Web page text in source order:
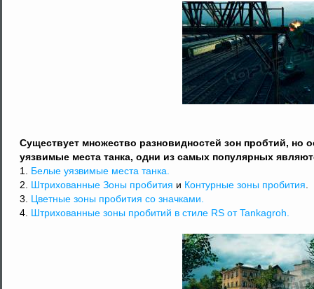
Существует множество разновидностей зон пробтий, но
уязвимые места танка, одни из самых популярных
1. Белые уязвимые места танка.
2. Штрихованные Зоны пробития и Контурные зоны пробития
3. Цветные зоны пробития со значками.
4. Штрихованные зоны пробитий в стиле RS от Tankagroh.